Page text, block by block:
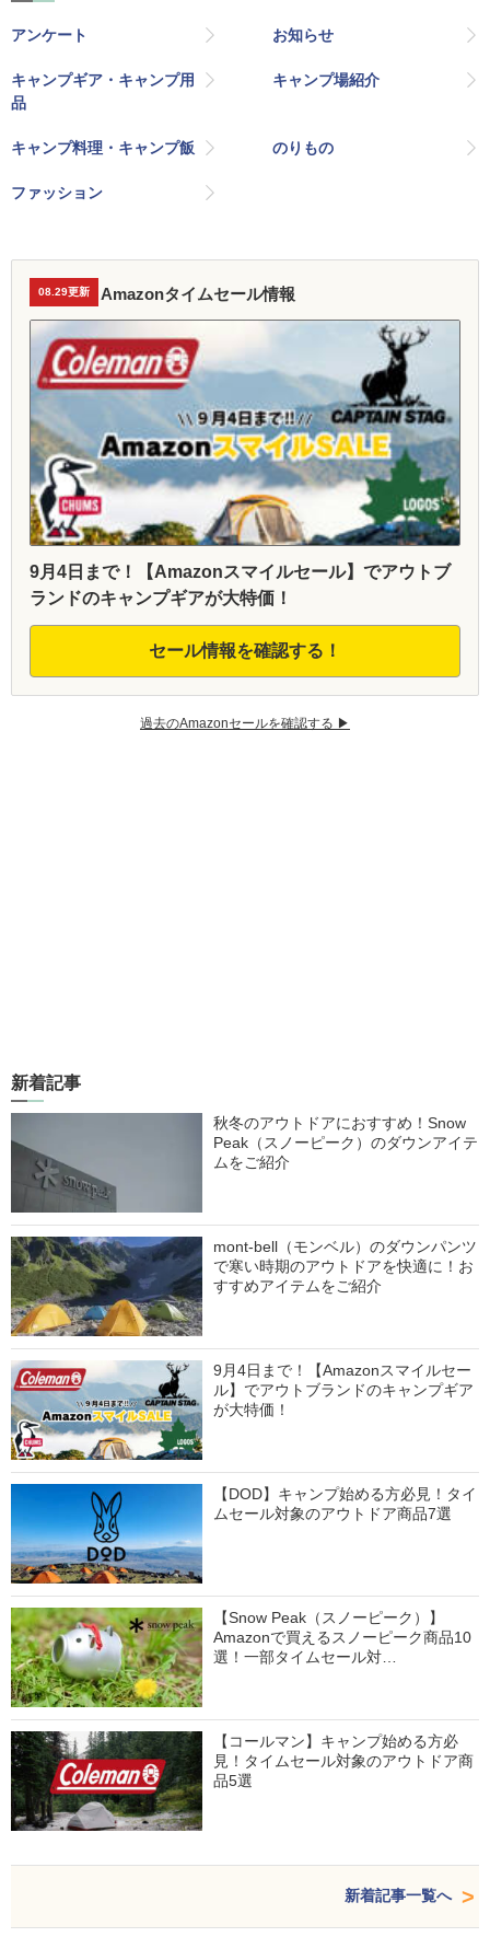
アンケート お知らせ
キャンプギア・キャンプ用
品
キャンプ場紹介
キャンプ料理・キャンプ飯 のりもの
ファッション
08.29更新 Amazonタイムセール情報
9月4日まで！【Amazonスマイルセール】でアウトブ
ランドのキャンプギアが大特価！
セール情報を確認する！
過去のAmazonセールを確認する ▶︎
新着記事
秋冬のアウトドアにおすすめ！Snow
Peak（スノーピーク）のダウンアイテ
ムをご紹介
mont-bell（モンベル）のダウンパンツ
で寒い時期のアウトドアを快適に！お
すすめアイテムをご紹介
9月4日まで！【Amazonスマイルセー
ル】でアウトブランドのキャンプギア
が大特価！
【DOD】キャンプ始める方必見！タイ
ムセール対象のアウトドア商品7選
【Snow Peak（スノーピーク）】
Amazonで買えるスノーピーク商品10
選！一部タイムセール対…
【コールマン】キャンプ始める方必
見！タイムセール対象のアウトドア商
品5選
新着記事一覧へ